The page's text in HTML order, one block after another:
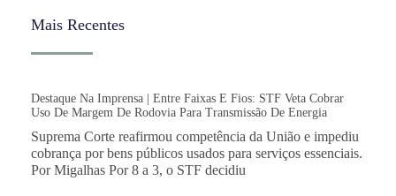
Mais Recentes
Destaque Na Imprensa | Entre Faixas E Fios: STF Veta Cobrar
Uso De Margem De Rodovia Para Transmissão De Energia
Suprema Corte reafirmou competência da União e impediu
cobrança por bens públicos usados para serviços essenciais.
Por Migalhas Por 8 a 3, o STF decidiu